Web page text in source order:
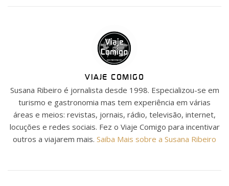
VIAJE COMIGO
Susana Ribeiro é jornalista desde 1998. Especializou-se em
turismo e gastronomia mas tem experiência em várias
áreas e meios: revistas, jornais, rádio, televisão, internet,
locuções e redes sociais. Fez o Viaje Comigo para incentivar
outros a viajarem mais. Saiba Mais sobre a Susana Ribeiro